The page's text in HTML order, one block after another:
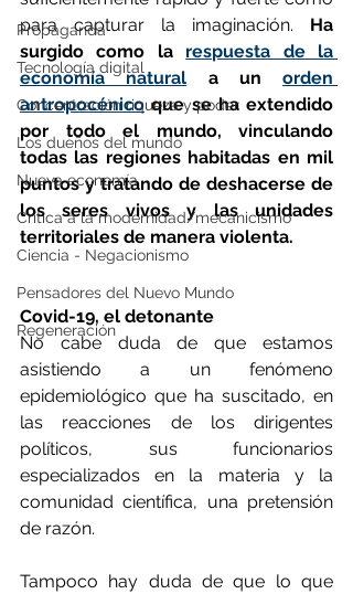
Propaganda
Tecnología digital
Concentración riqueza y poder
Los dueños del mundo
Nueva economía
Crítica a la modernidad/mecanicismo
Ciencia - Negacionismo
Pensadores del Nuevo Mundo
Regeneración
para capturar la imaginación. Ha
surgido como la respuesta de la
economía natural a un orden
antropocénico que se ha extendido
por todo el mundo, vinculando
todas las regiones habitadas en mil
puntos y tratando de deshacerse de
los seres vivos y las unidades
territoriales de manera violenta.
Covid-19, el detonante
No cabe duda de que estamos
asistiendo a un fenómeno
epidemiológico que ha suscitado, en
las reacciones de los dirigentes
políticos, sus funcionarios
especializados en la materia y la
comunidad científica, una pretensión
de razón.
Tampoco hay duda de que lo que